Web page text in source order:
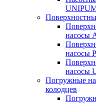
насосы
насосы
насосы
Погружные
колодцев